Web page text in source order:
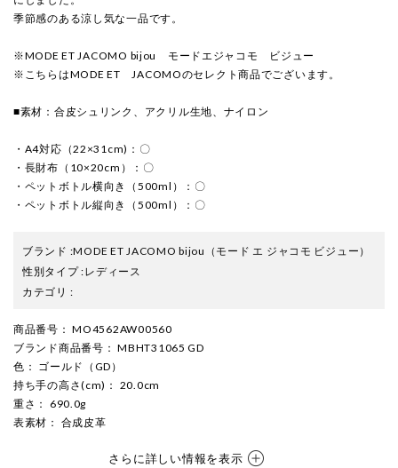
季節感のある涼し気な一品です。
※MODE ET JACOMO bijou モードエジャコモ ビジュー
※こちらはMODE ET JACOMOのセレクト商品でございます。
■素材：合皮シュリンク、アクリル生地、ナイロン
・A4対応（22×31cm)：〇
・長財布（10×20cm）：〇
・ペットボトル横向き（500ml）：〇
・ペットボトル縦向き（500ml）：〇
ブランド :MODE ET JACOMO bijou （モード エ ジャコモ ビジュー）
性別タイプ:レディース
カテゴリ :
商品番号 ： MO4562AW00560
ブランド商品番号 ： MBHT31065 GD
色 ： ゴールド（GD）
持ち手の高さ(cm) ： 20.0cm
重さ ： 690.0g
表素材 ： 合成皮革
さらに詳しい情報を表示